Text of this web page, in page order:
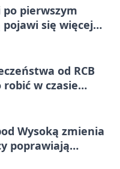
po pierwszym
się więcej
od RCB
w czasie
Wysoką zmienia
poprawiają